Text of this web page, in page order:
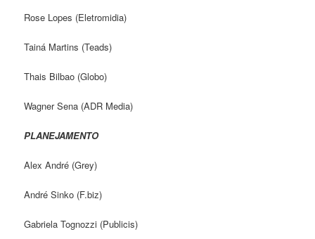
Rose Lopes (Eletromidia)
Tainá Martins (Teads)
Thais Bilbao (Globo)
Wagner Sena (ADR Media)
PLANEJAMENTO
Alex André (Grey)
André Sinko (F.biz)
Gabriela Tognozzi (Publicis)